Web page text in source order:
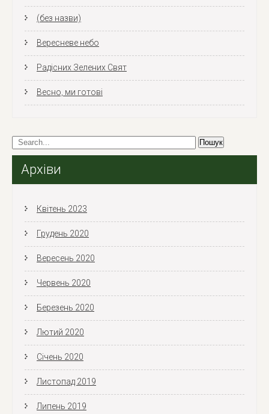
(без назви)
Вересневе небо
Радісних Зелених Свят
Весно, ми готові
Архіви
Квітень 2023
Грудень 2020
Вересень 2020
Червень 2020
Березень 2020
Лютий 2020
Січень 2020
Листопад 2019
Липень 2019